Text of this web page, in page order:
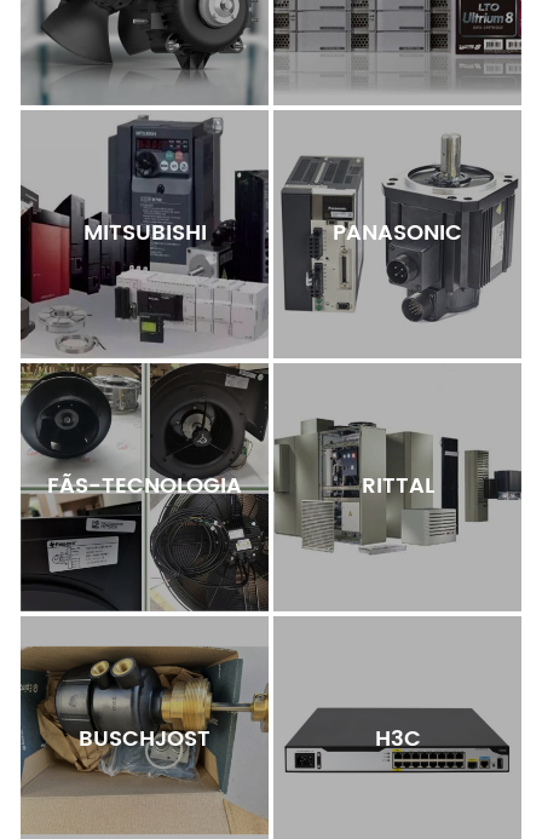
MITSUBISHI PANASONIC
FÃS-TECNOLOGIA RITTAL
BUSCHJOST H3C